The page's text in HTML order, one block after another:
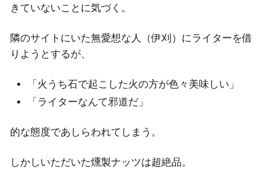
きていないことに気づく。
隣のサイトにいた無愛想な人（伊刈）にライターを借
りようとするが、
「火うち石で起こした火の方が色々美味しい」
「ライターなんて邪道だ」
的な態度であしらわれてしまう。
しかしいただいた燻製ナッツは超絶品。